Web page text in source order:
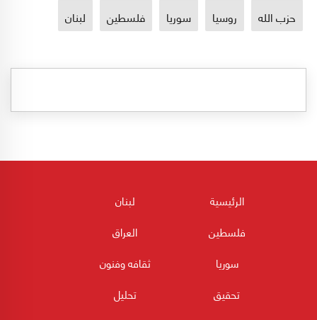
حزب الله روسيا سوريا فلسطين لبنان
الرئيسية
لبنان
فلسطين
العراق
سوريا
ثقافه وفنون
تحقيق
تحليل